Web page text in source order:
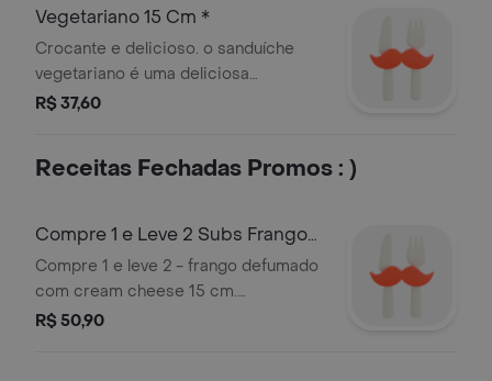
Vegetariano 15 Cm *
Crocante e delicioso. o sanduíche
vegetariano é uma deliciosa
combinação dos seus vegetais
R$ 37,60
Receitas Fechadas Promos : )
Compre 1 e Leve 2 Subs Frango
Defumado com Cream Cheese
Compre 1 e leve 2 - frango defumado
com cream cheese 15 cm.
ingredienes do frango defumado com
R$ 50,90